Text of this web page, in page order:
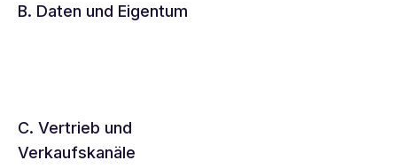
B. Daten und Eigentum
C. Vertrieb und
Verkaufskanäle